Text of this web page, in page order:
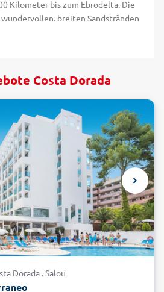
Kilometer bis zum Ebrodelta. Die
breiten Sandstränden
sind über die Flughäfen von
Flugzeug erreichbar und
Die mit Sanitäreinrichtungen
Strände eignen sich hervorragend
Freizeit- und Sportangebot
Vor allem in Salou, aber auch in
L'Hospitalet de l'Infant oder Calafell
der Costa Dorada außerdem ein
Auf der Promenade, den Terrassen
auf Plätzen und Straßen spielt sich
das Leben ab. Machen Sie es
auch Sie im Urlaub mit alltours am
um zu erleben, was so alles los ist!
kennenlernen im
Dorada
Dorada außerdem Landschaft
kann zum Beispiel einen
Costa Dorada
Dorada . Salou